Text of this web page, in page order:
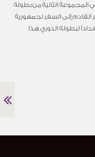
المجموعة الثانية من بطولة
ليستعد بعدها بتاريخ 8 نوفمبر القادم إلى السفر لجمهورية
لبطولة الدوري هذا